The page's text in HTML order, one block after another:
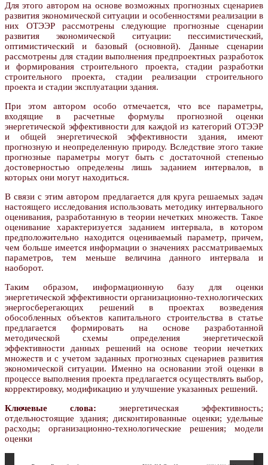
Для этого автором на основе возможных прогнозных сценариев
развития экономической ситуации и особенностями реализации в
них ОТЭЭР рассмотрены следующие прогнозные сценарии
развития экономической ситуации: пессимистический,
оптимистический и базовый (основной). Данные сценарии
рассмотрены для стадии выполнения предпроектных разработок
и формирования строительного проекта, стадии разработки
строительного проекта, стадии реализации строительного
проекта и стадии эксплуатации здания.
При этом автором особо отмечается, что все параметры,
входящие в расчетные формулы прогнозной оценки
энергетической эффективности для каждой из категорий ОТЭЭР
и общей энергетической эффективности здания, имеют
прогнозную и неопределенную природу. Вследствие этого такие
прогнозные параметры могут быть с достаточной степенью
достоверностью определены лишь заданием интервалов, в
которых они могут находиться.
В связи с этим автором предлагается для круга решаемых задач
настоящего исследования использовать методику интервального
оценивания, разработанную в теории нечетких множеств. Такое
оценивание характеризуется заданием интервала, в котором
предположительно находится оцениваемый параметр, причем,
чем больше имеется информации о значениях рассматриваемых
параметров, тем меньше величина данного интервала и
наоборот.
Таким образом, информационную базу для оценки
энергетической эффективности организационно-технологических
энергосберегающих решений в проектах возведения
обособленных объектов капитального строительства в статье
предлагается формировать на основе разработанной
методической схемы определения энергетической
эффективности данных решений на основе теории нечетких
множеств и с учетом заданных прогнозных сценариев развития
экономической ситуации. Именно на основании этой оценки в
процессе выполнения проекта предлагается осуществлять выбор,
корректировку, модификацию и улучшение указанных решений.
Ключевые слова: энергетическая эффективность;
отдельностоящие здания; дисконтированные оценки; удельные
расходы; организационно-технологические решения; модели
оценки